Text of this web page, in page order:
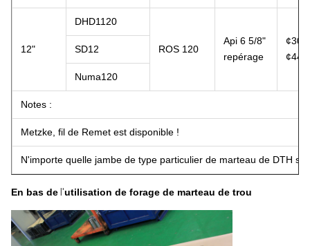
12"
DHD1120
ROS 120
Api 6 5/8"
repérage
SD12
Numa120
Notes :
Metzke, fil de Remet est disponible !
N'importe quelle jambe de type particulier de marteau de DTH
En bas de l'utilisation de forage de marteau de trou